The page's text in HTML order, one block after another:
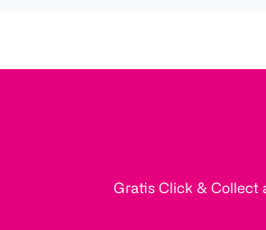
Gratis Click & Collect